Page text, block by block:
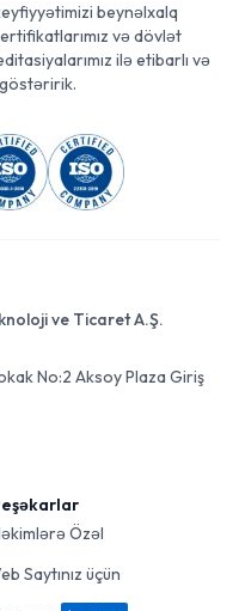
beynəlxalq
və dövlət
ilə etibarlı və
ve Ticaret A.Ş.
No:2 Aksoy Plaza Giriş
Özəl
Saytınız üçün